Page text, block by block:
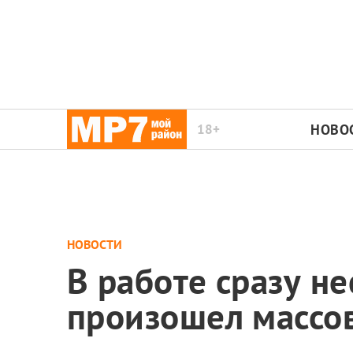
18+
НОВОСТИ
В работе сразу
произошел